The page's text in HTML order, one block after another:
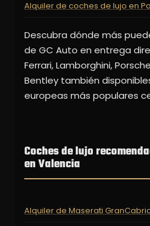
Alquiler de coches de lujo en
Descubra dónde más
de GC Auto en entrega
Ferrari, Lamborghini,
Bentley también
europeas más populares
Coches de lujo
en Valencia
Alquiler de Maserati